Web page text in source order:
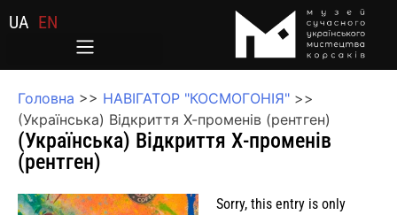
UA EN
Головна >> НАВІГАТОР "КОСМОГОНІЯ" >>
(Українська) Відкриття Х-променів (рентген)
(Українська) Відкриття Х-променів
(рентген)
Sorry, this entry is only